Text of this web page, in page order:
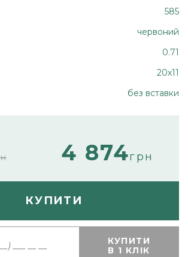
585
червоний
0.71
20х11
без вставки
4 874грн
КУПИТИ
КУПИТИ
В 1 КЛІК